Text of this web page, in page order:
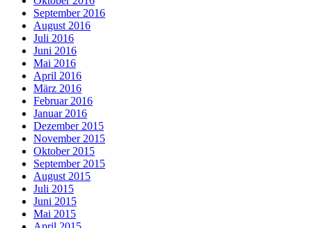
September 2016
August 2016
Juli 2016
Juni 2016
Mai 2016
April 2016
März 2016
Februar 2016
Januar 2016
Dezember 2015
November 2015
Oktober 2015
September 2015
August 2015
Juli 2015
Juni 2015
Mai 2015